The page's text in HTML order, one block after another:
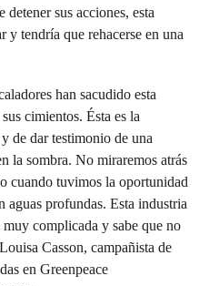
detener sus acciones, esta
y tendría que rehacerse en una
han sacudido esta
cimientos. Ésta es la
de dar testimonio de una
la sombra. No miraremos atrás
cuando tuvimos la oportunidad
aguas profundas. Esta industria
complicada y sabe que no
Casson, campañista de
en Greenpeace